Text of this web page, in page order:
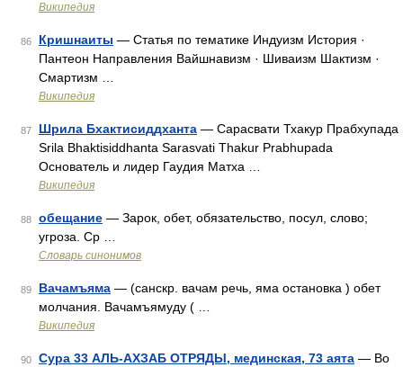
Википедия
86 Кришнаиты — Статья по тематике Индуизм История ·
Пантеон Направления Вайшнавизм · Шиваизм Шактизм ·
Смартизм …
Википедия
87 Шрила Бхактисиддханта — Сарасвати Тхакур Прабхупада
Srila Bhaktisiddhanta Sarasvati Thakur Prabhupada
Основатель и лидер Гаудия Матха …
Википедия
88 обещание — Зарок, обет, обязательство, посул, слово;
угроза. Ср …
Словарь синонимов
89 Вачамъяма — (санскр. вачам речь, яма остановка ) обет
молчания. Вачамъямуду ( …
Википедия
90 Сура 33 АЛЬ-АХЗАБ ОТРЯДЫ, мединская, 73 аята — Во